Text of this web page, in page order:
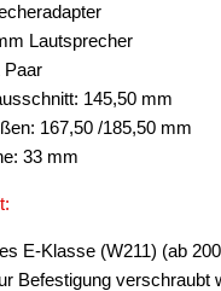
Lautsprecher
Paar
145,50 mm
167,50 /185,50 mm
33 mm
E-Klasse (W211) (ab
Befestigung verschraubt